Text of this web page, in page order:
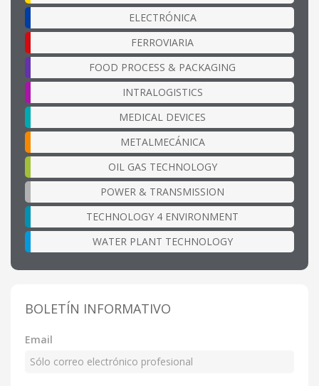
ELECTRÓNICA
FERROVIARIA
FOOD PROCESS & PACKAGING
INTRALOGISTICS
MEDICAL DEVICES
METALMECÁNICA
OIL GAS TECHNOLOGY
POWER & TRANSMISSION
TECHNOLOGY 4 ENVIRONMENT
WATER PLANT TECHNOLOGY
BOLETÍN INFORMATIVO
Email